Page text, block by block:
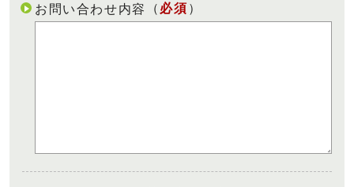
お問い合わせ内容 （ 必須 ）